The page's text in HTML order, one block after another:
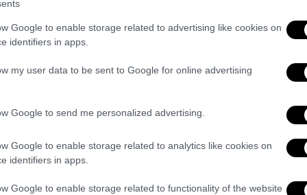
Google to enable storage related to advertising like cookies on
identifiers in apps.
my user data to be sent to Google for online advertising
Google to send me personalized advertising.
Google to enable storage related to analytics like cookies on
identifiers in apps.
Google to enable storage related to functionality of the website
βανίλια.